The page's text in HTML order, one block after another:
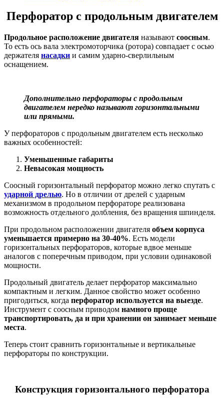
Перфоратор с продольным двигателем
Продольное расположение двигателя называют соосным.
То есть ось вала электромоторчика (ротора) совпадает с осью
держателя насадки и самим ударно-сверлильным
оснащением.
Дополнительно перфораторы с продольным
двигателем нередко называют горизонтальными
или прямыми.
У перфораторов с продольным двигателем есть несколько
важных особенностей:
Уменьшенные габариты
Невысокая мощность
Соосный горизонтальный перфоратор можно легко спутать с
ударной дрелью. Но в отличии от дрелей с ударным
механизмом в продольном перфораторе реализована
возможность отдельного долбления, без вращения шпинделя.
При продольном расположении двигателя объем корпуса
уменьшается примерно на 30-40%. Есть модели
горизонтальных перфораторов, которые вдвое меньше
аналогов с поперечным приводом, при условии одинаковой
мощности.
Продольный двигатель делает перфоратор максимально
компактным и легким. Данное свойство может особенно
пригодиться, когда перфоратор используется на выезде.
Инструмент с соосным приводом намного проще
транспортировать, да и при хранении он занимает меньше
места.
Теперь стоит сравнить горизонтальные и вертикальные
перфораторы по конструкции.
Конструкция горизонтального перфоратора